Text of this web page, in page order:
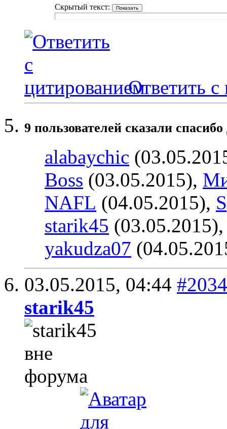
Скрытый текст:
Ответить с
9 пользователей сказали
alabaychic
Boss (03.05.2015),
NAFL (04.05.2015),
starik45
yakudza07
03.05.2015, 04:44 #2034
starik45